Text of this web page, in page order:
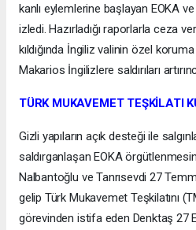
kanlı eylemlerine başlayan EOKA ve
izledi. Hazırladığı raporlarla ceza
kıldığında İngiliz valinin özel
Makarios İngilizlere saldırıları
TÜRK MUKAVEMET TEŞKİLATI
Gizli yapıların açık desteği ile
saldırganlaşan EOKA
Nalbantoğlu ve Tanrısevdi 27
gelip Türk Mukavemet Teşkilatını
görevinden istifa eden Denktaş 27